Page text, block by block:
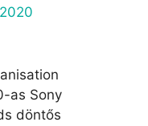
as Sony
döntős